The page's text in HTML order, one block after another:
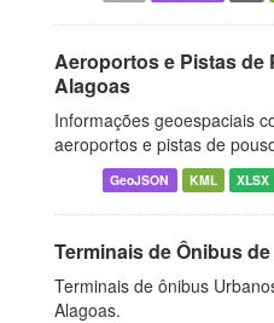
Aeroportos e Pistas de
Alagoas
Informações geoespaciais
aeroportos e pistas de
GeoJSON KML XLSX
Terminais de Ônibus
Terminais de ônibus
Alagoas.